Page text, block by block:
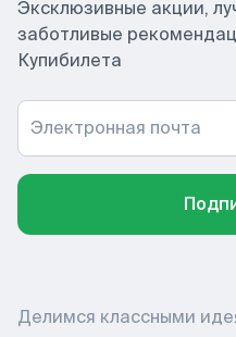
Эксклюзивные акции,
заботливые
Купибилета
Электронная почта
Делимся классными